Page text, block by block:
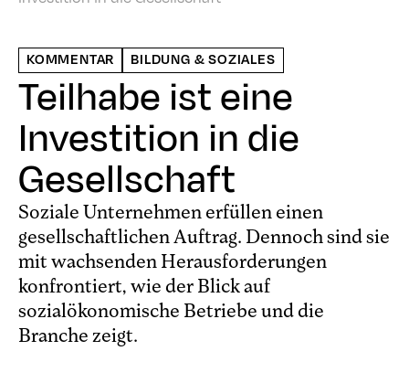
KOMMENTAR BILDUNG & SOZIALES
Teilhabe ist eine
Investition in die
Gesellschaft
Soziale Unternehmen erfüllen einen
gesellschaftlichen Auftrag. Dennoch sind sie
mit wachsenden Heraus­forderungen
konfrontiert, wie der Blick auf
sozialökonomische Betriebe und die
Branche zeigt.